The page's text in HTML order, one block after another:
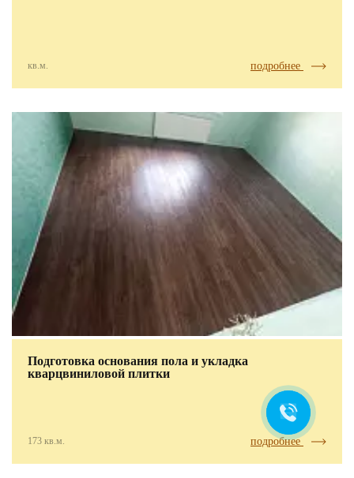
кв.м. подробнее
Подготовка основания пола и укладка
кварцвиниловой плитки
173 кв.м. подробнее